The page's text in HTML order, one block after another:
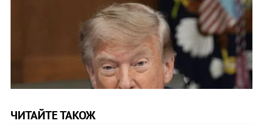
ЧИТАЙТЕ ТАКОЖ